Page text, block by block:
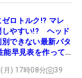
ロトルク!? マレ
しやすい!? ヘッド
できない最新パタ
能早見表を作って
月) 17時08分 39